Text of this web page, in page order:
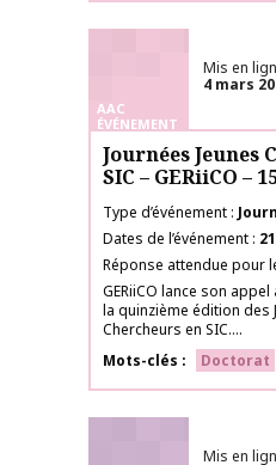
AAC
ÉVÉNEMENT
Mis en
4 mars
Journées Jeunes
SIC – GERiiCO –
Type d’événement
Dates de l’événement
Réponse attendue pour
GERiiCO lance son
la quinzième édition des
Chercheurs en SIC....
Mots-clés
Doctorat
Mis en